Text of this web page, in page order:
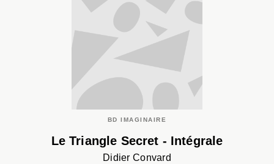
BD IMAGINAIRE
Le Triangle Secret - Intégrale
Didier Convard